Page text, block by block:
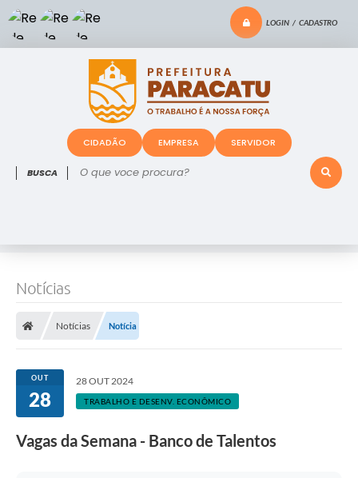
LOGIN / CADASTRO
O que voce procura?
CIDADÃO EMPRESA SERVIDOR
Notícias
Notícias Notícia
OUT
28
28 OUT 2024
TRABALHO E DESENV. ECONÔMICO
Vagas da Semana - Banco de Talentos